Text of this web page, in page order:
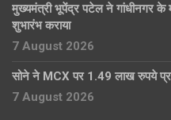
मुख्यमंत्री भूपेंद्र पटेल ने गांधीनगर के
शुभारंभ कराया
7 August 2026
सोने ने MCX पर 1.49 लाख रुपये
7 August 2026